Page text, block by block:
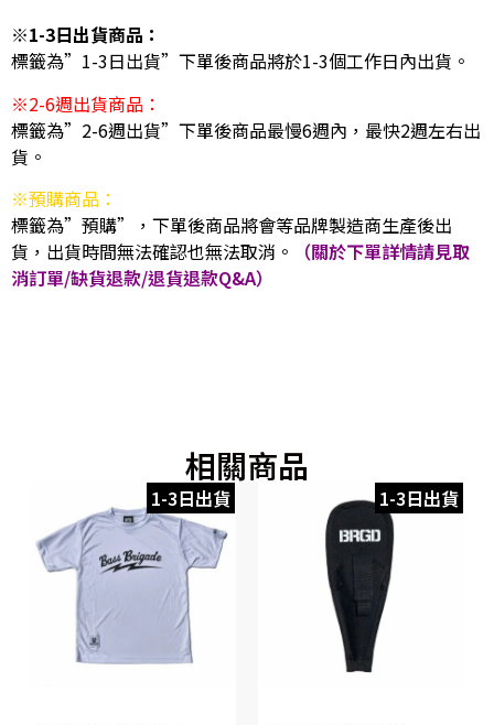
※1-3日出貨商品：
標籤為”1-3日出貨”下單後商品將於1-3個工作日內出貨。
※2-6週出貨商品：
標籤為”2-6週出貨”下單後商品最慢6週內，最快2週左右出
貨。
※預購商品：
標籤為”預購”，下單後商品將會等品牌製造商生產後出
貨，出貨時間無法確認也無法取消。
（關於下單詳情請見取
消訂單/缺貨退款/退貨退款Q&A）
相關商品
1-3日出貨 1-3日出貨